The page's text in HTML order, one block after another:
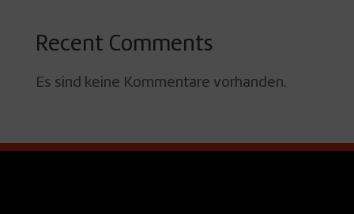
Recent Comments
Es sind keine Kommentare vorhanden.